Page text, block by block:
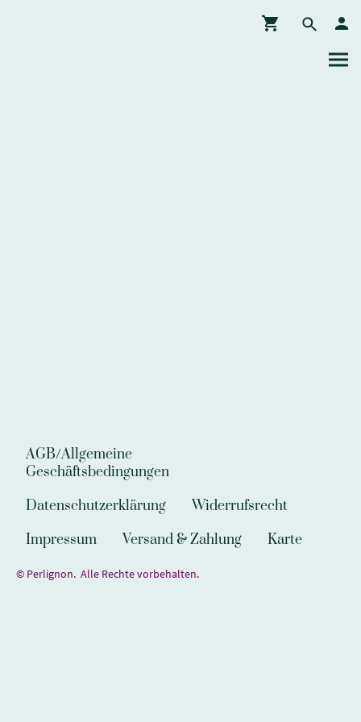
AGB/Allgemeine
Geschäftsbedingungen
Datenschutzerklärung
Widerrufsrecht
Impressum
Versand & Zahlung Karte
© Perlignon. Alle Rechte vorbehalten.